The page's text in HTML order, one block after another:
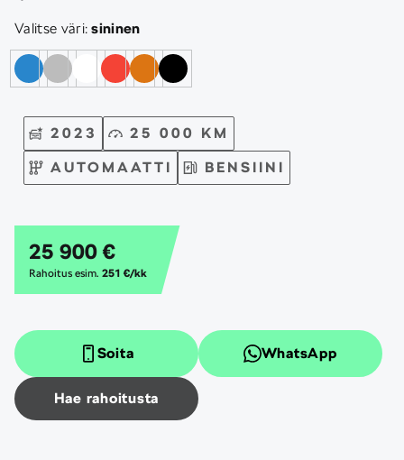
Valitse väri:sininen
25 900 €
Rahoitus esim. 251 €/kk
2023
25 000 KM
AUTOMAATTI
BENSIINI
Soita WhatsApp
Hae rahoitusta